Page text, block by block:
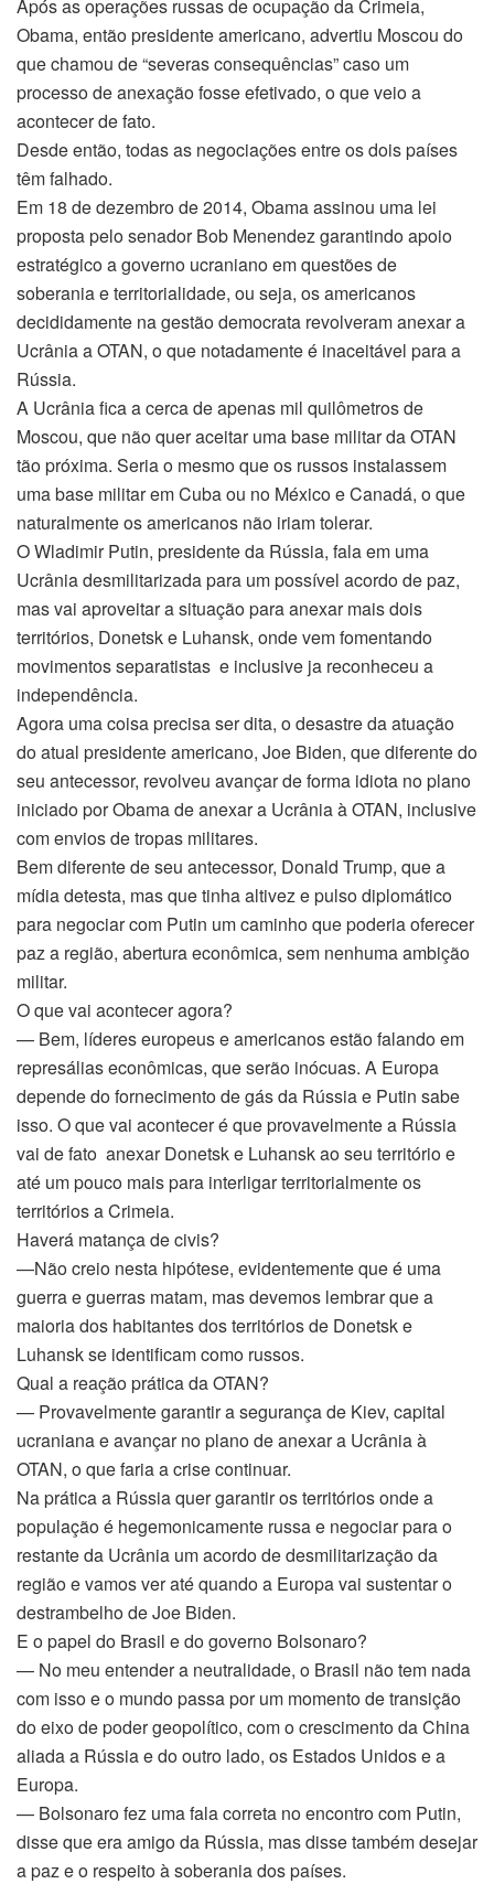
Após as operações russas de ocupação da Crimeia,
Obama, então presidente americano, advertiu Moscou do
que chamou de “severas consequências” caso um
processo de anexação fosse efetivado, o que veio a
acontecer de fato.
Desde então, todas as negociações entre os dois países
têm falhado.
Em 18 de dezembro de 2014, Obama assinou uma lei
proposta pelo senador Bob Menendez garantindo apoio
estratégico a governo ucraniano em questões de
soberania e territorialidade, ou seja, os americanos
decididamente na gestão democrata revolveram anexar a
Ucrânia a OTAN, o que notadamente é inaceitável para a
Rússia.
A Ucrânia fica a cerca de apenas mil quilômetros de
Moscou, que não quer aceitar uma base militar da OTAN
tão próxima. Seria o mesmo que os russos instalassem
uma base militar em Cuba ou no México e Canadá, o que
naturalmente os americanos não iriam tolerar.
O Wladimir Putin, presidente da Rússia, fala em uma
Ucrânia desmilitarizada para um possível acordo de paz,
mas vai aproveitar a situação para anexar mais dois
territórios, Donetsk e Luhansk, onde vem fomentando
movimentos separatistas e inclusive ja reconheceu a
independência.
Agora uma coisa precisa ser dita, o desastre da atuação
do atual presidente americano, Joe Biden, que diferente do
seu antecessor, revolveu avançar de forma idiota no plano
iniciado por Obama de anexar a Ucrânia à OTAN, inclusive
com envios de tropas militares.
Bem diferente de seu antecessor, Donald Trump, que a
mídia detesta, mas que tinha altivez e pulso diplomático
para negociar com Putin um caminho que poderia oferecer
paz a região, abertura econômica, sem nenhuma ambição
militar.
O que vai acontecer agora?
— Bem, líderes europeus e americanos estão falando em
represálias econômicas, que serão inócuas. A Europa
depende do fornecimento de gás da Rússia e Putin sabe
isso. O que vai acontecer é que provavelmente a Rússia
vai de fato anexar Donetsk e Luhansk ao seu território e
até um pouco mais para interligar territorialmente os
territórios a Crimeia.
Haverá matança de civis?
—Não creio nesta hipótese, evidentemente que é uma
guerra e guerras matam, mas devemos lembrar que a
maioria dos habitantes dos territórios de Donetsk e
Luhansk se identificam como russos.
Qual a reação prática da OTAN?
— Provavelmente garantir a segurança de Kiev, capital
ucraniana e avançar no plano de anexar a Ucrânia à
OTAN, o que faria a crise continuar.
Na prática a Rússia quer garantir os territórios onde a
população é hegemonicamente russa e negociar para o
restante da Ucrânia um acordo de desmilitarização da
região e vamos ver até quando a Europa vai sustentar o
destrambelho de Joe Biden.
E o papel do Brasil e do governo Bolsonaro?
— No meu entender a neutralidade, o Brasil não tem nada
com isso e o mundo passa por um momento de transição
do eixo de poder geopolítico, com o crescimento da China
aliada a Rússia e do outro lado, os Estados Unidos e a
Europa.
— Bolsonaro fez uma fala correta no encontro com Putin,
disse que era amigo da Rússia, mas disse também desejar
a paz e o respeito à soberania dos países.